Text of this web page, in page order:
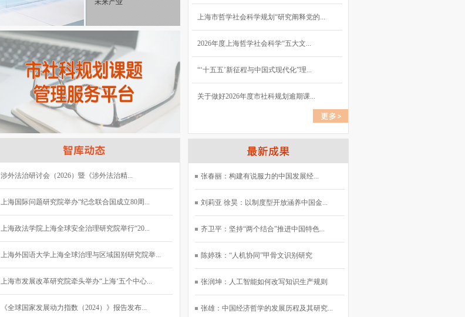
未来产业
涉外法治研讨会（2026）暨《涉外法治精...
上海国际问题研究院举办“纪念联合国成立80周...
上海政法学院上海全球安全治理研究院举行“20...
上海外国语大学上海全球治理与区域国别研究院举...
上海市发展改革研究院牵头举办“上海‘五个中心...
《全球国家发展动力指数（2024）》报告发布...
上海市哲学社会科学规划“研究阐释党的...
2026年度上海哲学社会科学“五大文...
“‘十五五’新征程与中国式现代化”理...
关于做好2026年度市社科规划逾期课...
张春丽：构建有说服力的中国发展经...
刘莉亚 徐昊：以制度型开放涵养中国金...
齐卫平：坚持“两个结合”推进中国特色...
陈婷珠：“人机协同”甲骨文识别研究
张润坤：人工智能如何改写知识生产规则
张雄：中国经济哲学的发展历程及其研究...